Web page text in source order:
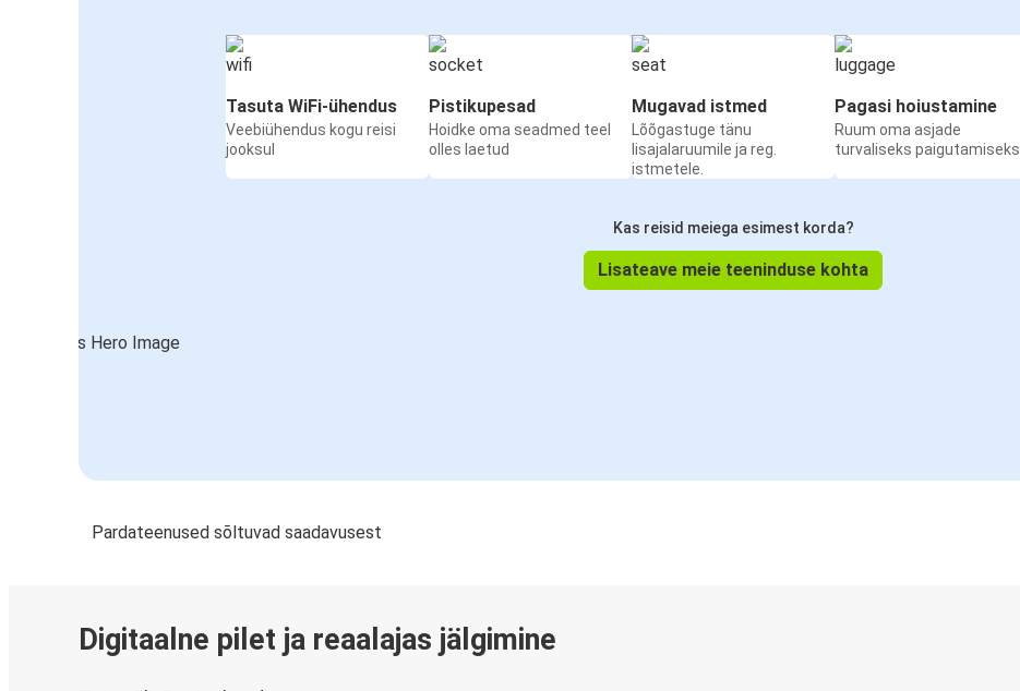
Tasuta WiFi-ühendus
Veebiühendus kogu reisi
jooksul
Pistikupesad
Hoidke oma seadmed teel
olles laetud
Mugavad istmed
Lõõgastuge tänu
lisajalaruumile ja reg.
istmetele.
Pagasi hoiustamine
Ruum oma asjade
turvaliseks paigutamiseks
Kas reisid meiega esimest korda?
Lisateave meie teeninduse kohta
Pardateenused sõltuvad saadavusest
Digitaalne pilet ja reaalajas jälgimine